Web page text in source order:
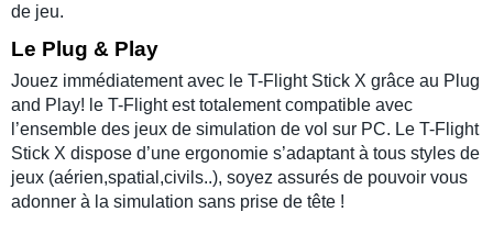
de jeu.
Le Plug & Play
Jouez immédiatement avec le T-Flight Stick X grâce au Plug
and Play! le T-Flightest totalement compatible avec
l’ensemble des jeux de simulation de vol sur PC. Le T-Flight
Stick X dispose d’une ergonomie s’adaptant à tous styles de
jeux (aérien,spatial,civils..), soyez assurés de pouvoir vous
adonner à la simulation sans prise de tête !